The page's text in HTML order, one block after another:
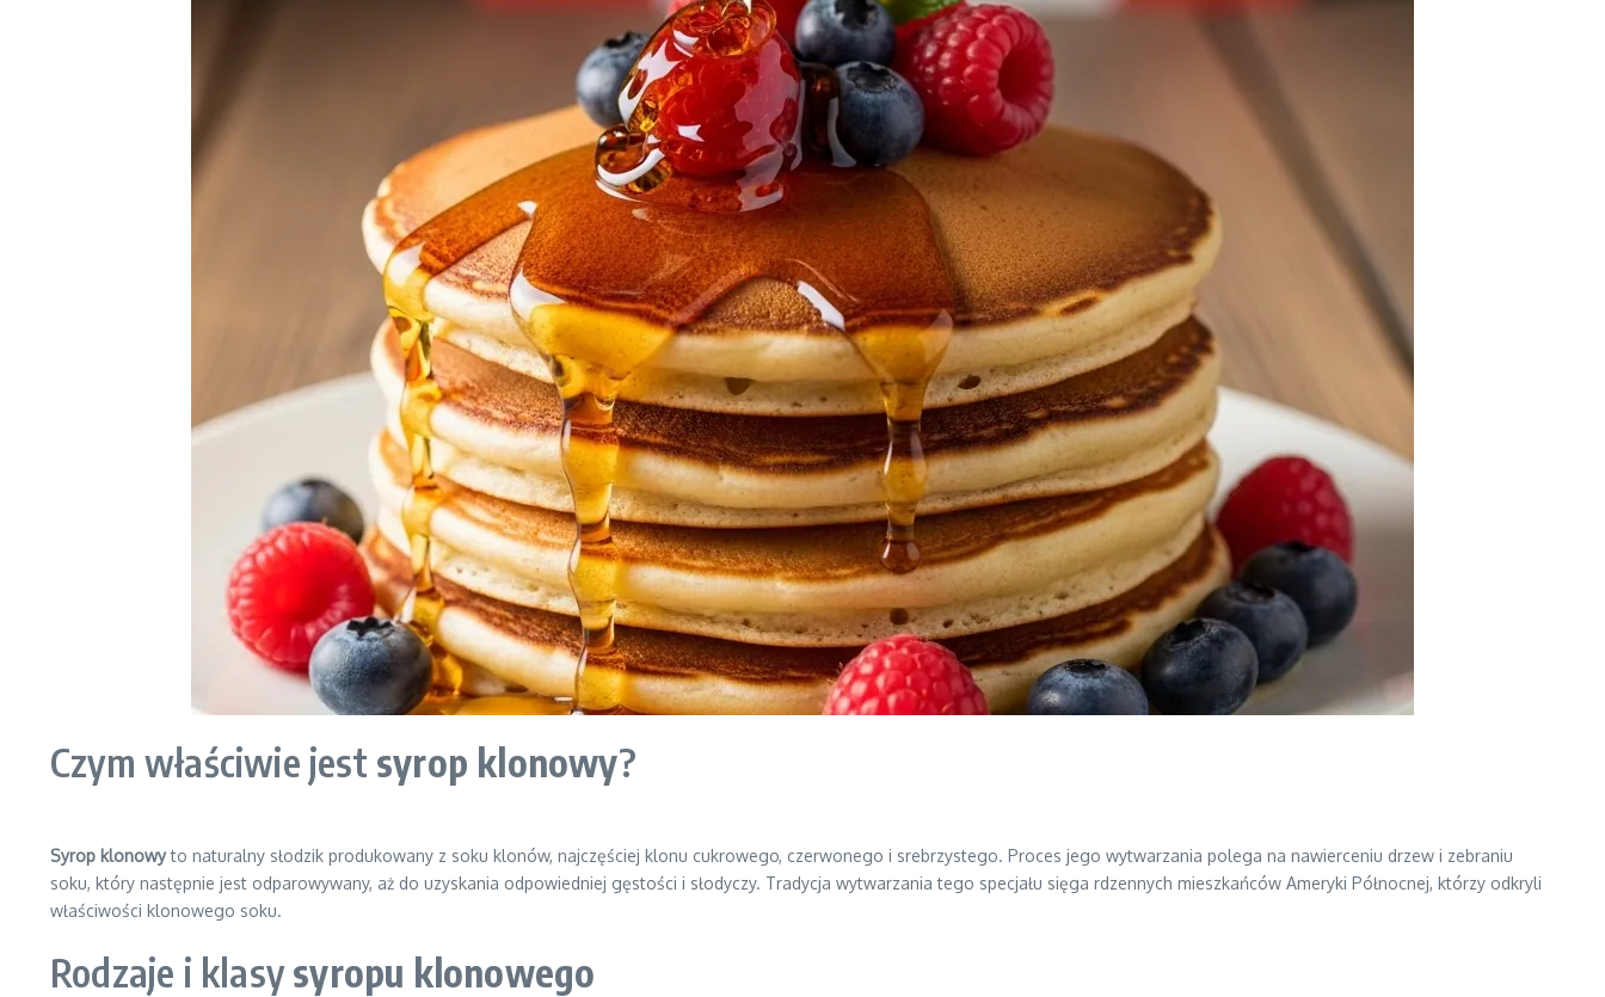
Czym właściwie jest syrop klonowy?
Syrop klonowyto naturalny słodzik produkowany z soku klonów, najczęściej klonu cukrowego, czerwonego i srebrzystego. Proces jego wytwarzania polega na nawierceniu drzew i zebraniu
soku, który następnie jest odparowywany, aż do uzyskania odpowiedniej gęstości i słodyczy. Tradycja wytwarzania tego specjału sięga rdzennych mieszkańców Ameryki Północnej, którzy odkryli
właściwości klonowego soku.
Rodzaje i klasysyropu klonowego